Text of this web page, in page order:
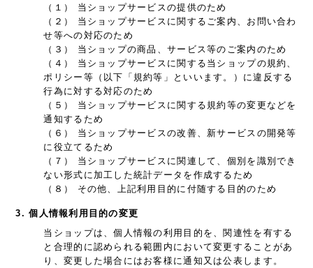
（１） 当ショップサービスの提供のため
（２） 当ショップサービスに関するご案内、お問い合わ
せ等への対応のため
（３） 当ショップの商品、サービス等のご案内のため
（４） 当ショップサービスに関する当ショップの規約、
ポリシー等（以下「規約等」といいます。）に違反する
行為に対する対応のため
（５） 当ショップサービスに関する規約等の変更などを
通知するため
（６） 当ショップサービスの改善、新サービスの開発等
に役立てるため
（７） 当ショップサービスに関連して、個別を識別でき
ない形式に加工した統計データを作成するため
（８） その他、上記利用目的に付随する目的のため
3. 個人情報利用目的の変更
当ショップは、個人情報の利用目的を、関連性を有する
と合理的に認められる範囲内において変更することがあ
り、変更した場合にはお客様に通知又は公表します。